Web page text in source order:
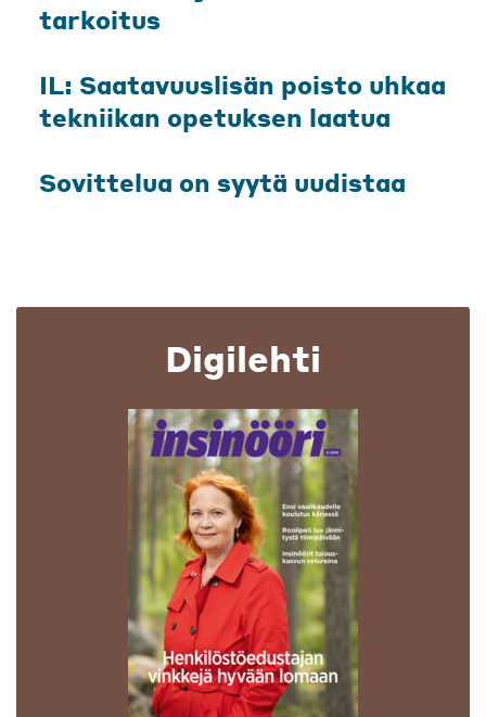
tarkoitus
IL: Saatavuuslisän poisto uhkaa
tekniikan opetuksen laatua
Sovittelua on syytä uudistaa
Digilehti